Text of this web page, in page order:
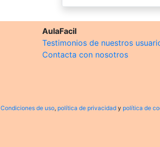
AulaFacil
Testimonios de nuestros
Contacta con nosotros
Condiciones de uso, política de privacidad y política de